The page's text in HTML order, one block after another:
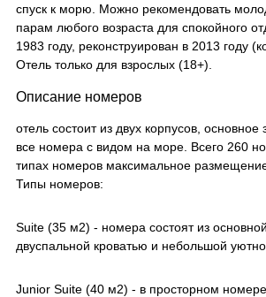
спуск к морю. Можно рекомендовать
парам любого возраста для спокойного
1983 году, реконструирован в 2013 году
Отель только для взрослых (18+).
Описание номеров
отель состоит из двух корпусов, основное
все номера с видом на море. Всего 260
типах номеров максимальное
Типы номеров:
Suite (35 м2) - номера состоят из
двуспальной кроватью и небольшой
Junior Suite (40 м2) - в просторном